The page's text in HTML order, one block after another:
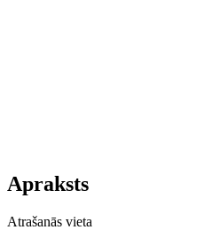
Apraksts
Atrašanās vieta